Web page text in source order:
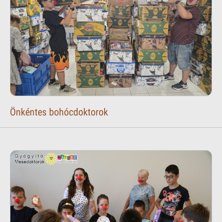
Önkéntes bohócdoktorok